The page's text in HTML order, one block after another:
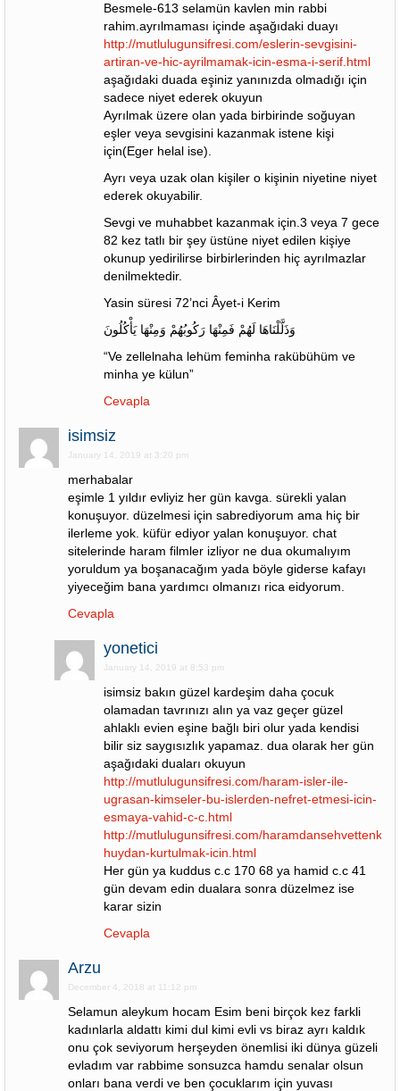
Besmele-613 selamün kavlen min rabbi
rahim.ayrılmaması içinde aşağıdaki duayı
http://mutlulugunsifresi.com/eslerin-sevgisini-
artiran-ve-hic-ayrilmamak-icin-esma-i-serif.html
aşağıdaki duada eşiniz yanınızda olmadığı için
sadece niyet ederek okuyun
Ayrılmak üzere olan yada birbirinde soğuyan
eşler veya sevgisini kazanmak istene kişi
için(Eger helal ise).
Ayrı veya uzak olan kişiler o kişinin niyetine niyet
ederek okuyabilir.
Sevgi ve muhabbet kazanmak için.3 veya 7 gece
82 kez tatlı bir şey üstüne niyet edilen kişiye
okunup yedirilirse birbirlerinden hiç ayrılmazlar
denilmektedir.
Yasin süresi 72’nci Âyet-i Kerim
وَذَلَّلْنَاهَا لَهُمْ فَمِنْهَا رَكُوبُهُمْ وَمِنْهَا يَأْكُلُونَ
“Ve zellelnaha lehüm feminha rakübühüm ve
minha ye külun”
Cevapla
isimsiz
January 14, 2019 at 3:20 pm
merhabalar
eşimle 1 yıldır evliyiz her gün kavga. sürekli yalan
konuşuyor. düzelmesi için sabrediyorum ama hiç bir
ilerleme yok. küfür ediyor yalan konuşuyor. chat
sitelerinde haram filmler izliyor ne dua okumalıyım
yoruldum ya boşanacağım yada böyle giderse kafayı
yiyeceğim bana yardımcı olmanızı rica eidyorum.
Cevapla
yonetici
January 14, 2019 at 8:53 pm
isimsiz bakın güzel kardeşim daha çocuk
olamadan tavrınızı alın ya vaz geçer güzel
ahlaklı evien eşine bağlı biri olur yada kendisi
bilir siz saygısızlık yapamaz. dua olarak her gün
aşağıdaki duaları okuyun
http://mutlulugunsifresi.com/haram-isler-ile-
ugrasan-kimseler-bu-islerden-nefret-etmesi-icin-
esmaya-vahid-c-c.html
http://mutlulugunsifresi.com/
huydan-kurtulmak-icin.html
Her gün ya kuddus c.c 170 68 ya hamid c.c 41
gün devam edin dualara sonra düzelmez ise
karar sizin
Cevapla
Arzu
December 4, 2018 at 11:12 pm
Selamun aleykum hocam Esim beni birçok kez farkli
kadınlarla aldattı kimi dul kimi evli vs biraz ayrı kaldık
onu çok seviyorum herşeyden önemlisi iki dünya güzeli
evladım var rabbime sonsuzca hamdu senalar olsun
onları bana verdi ve ben çocuklarım için yuvası